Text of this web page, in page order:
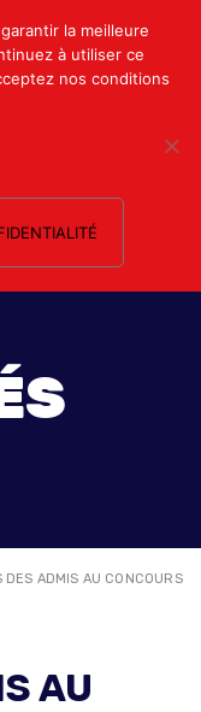
compte
contacter
DES ADMIS AU CONCOURS
AU
la meilleure
à utiliser ce
nos conditions